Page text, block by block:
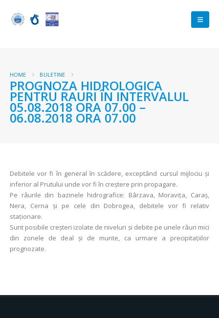
HOME BULETINE
PROGNOZA HIDROLOGICA
PENTRU RAURI ÎN INTERVALUL
05.08.2018 ORA 07.00 –
06.08.2018 ORA 07.00
Debitele vor fi în general în scădere, exceptând cursul mijlociu şi
inferior al Prutului unde vor fi în creştere prin propagare.
Pe râurile din bazinele hidrografice: Bârzava, Moraviţa, Caraş,
Nera, Cerna şi pe cele din Dobrogea, debitele vor fi relativ
staţionare.
Sunt posibile creșteri izolate de niveluri și debite pe unele râuri mici
din zonele de deal şi de munte, ca urmare a precipitaţiilor
prognozate.